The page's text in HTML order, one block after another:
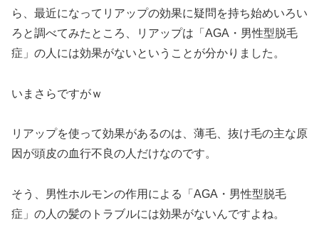
ら、最近になってリアップの効果に疑問を持ち始めいろい
ろと調べてみたところ、リアップは「AGA・男性型脱毛
症」の人には効果がないということが分かりました。
いまさらですがｗ
リアップを使って効果があるのは、薄毛、抜け毛の主な原
因が頭皮の血行不良の人だけなのです。
そう、男性ホルモンの作用による「AGA・男性型脱毛
症」の人の髪のトラブルには効果がないんですよね。